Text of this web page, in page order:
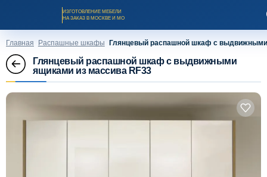
ИЗГОТОВЛЕНИЕ МЕБЕЛИ
НА ЗАКАЗ В МОСКВЕ И МО
Главная Распашные шкафы Глянцевый распашной шкаф с
Глянцевый распашной шкаф с выдвижными
ящиками из массива RF33